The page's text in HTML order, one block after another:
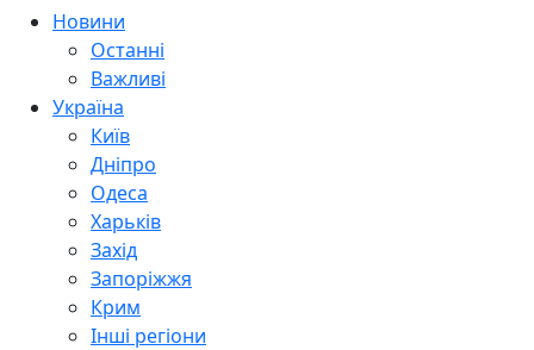
Новини
Останні
Важливі
Україна
Київ
Дніпро
Одеса
Харьків
Захід
Запоріжжя
Крим
Інші регіони